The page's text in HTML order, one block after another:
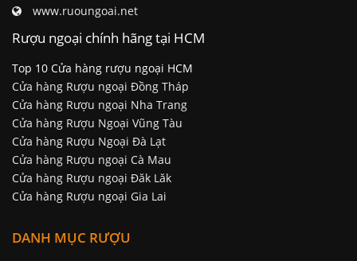
www.ruoungoai.net
Rượu ngoại chính hãng tại HCM
Top 10 Cửa hàng rượu ngoại HCM
Cửa hàng Rượu ngoại Đồng Tháp
Cửa hàng Rượu ngoại Nha Trang
Cửa hàng Rượu Ngoại Vũng Tàu
Cửa hàng Rượu Ngoại Đà Lạt
Cửa hàng Rượu ngoại Cà Mau
Cửa hàng Rượu ngoại Đăk Lăk
Cửa hàng Rượu ngoại Gia Lai
DANH MỤC RƯỢU